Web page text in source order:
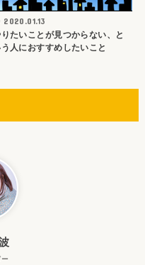
2020.01.13
たいことが見つからない、と
う人におすすめしたいこと